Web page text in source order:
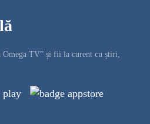
Omega TV” și fii la curent cu știri,